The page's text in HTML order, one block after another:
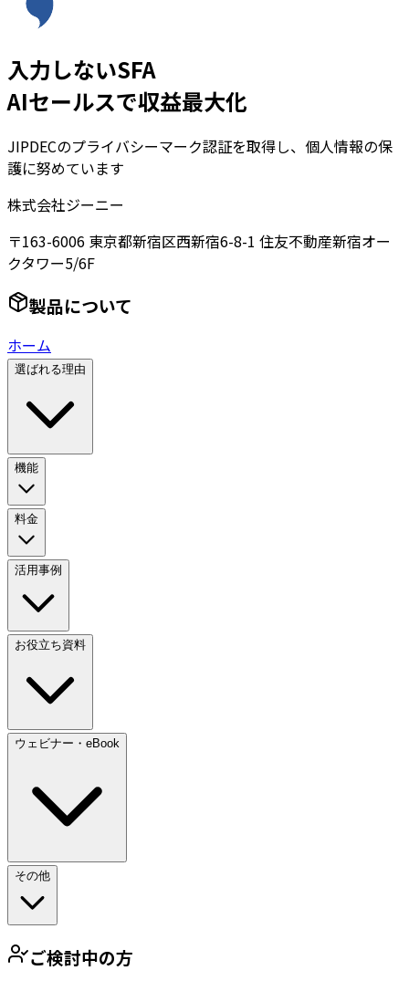
入力しないSFA
AIセールスで収益最大化
JIPDECのプライバシーマーク認証を取得し、個人情報の保
護に努めています
株式会社ジーニー
〒163-6006 東京都新宿区西新宿6-8-1 住友不動産新宿オー
クタワー5/6F
製品について
ホーム
選ばれる理由
機能
料金
活用事例
お役立ち資料
ウェビナー・eBook
その他
ご検討中の方